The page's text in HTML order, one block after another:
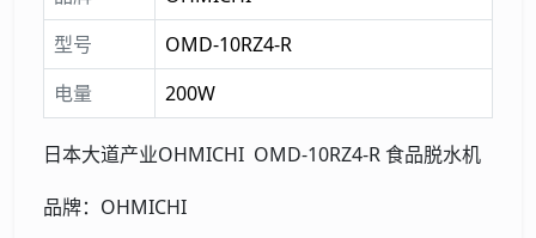
型号
OMD-10RZ4-R
电量
200W
日本大道产业OHMICHI OMD-10RZ4-R 食品脱水机
品牌：OHMICHI